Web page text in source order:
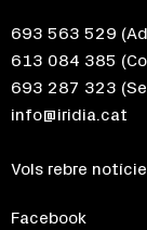
693 563 529
613 084 385
693 287 323
info@iridia.cat
Vols rebre
Facebook